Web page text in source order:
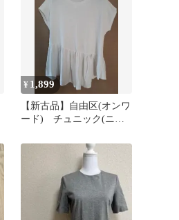
¥ 1,899
【新古品】自由区(オンワ
ード) チュニック(ニッ
寸参照